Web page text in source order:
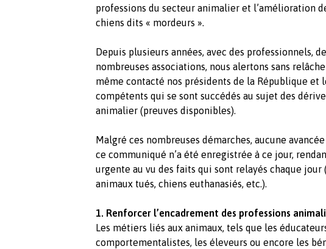
professions du secteur animalier et l’amélioration
chiens dits « mordeurs ».
Depuis plusieurs années, avec des professionnels,
nombreuses associations, nous alertons sans
même contacté nos présidents de la République et
compétents qui se sont succédés au sujet des
animalier (preuves disponibles).
Malgré ces nombreuses démarches, aucune
ce communiqué n’a été enregistrée à ce jour,
urgente au vu des faits qui sont relayés chaque jour
animaux tués, chiens euthanasiés, etc.).
1. Renforcer l’encadrement des professions
Les métiers liés aux animaux, tels que les
comportementalistes, les éleveurs ou encore les